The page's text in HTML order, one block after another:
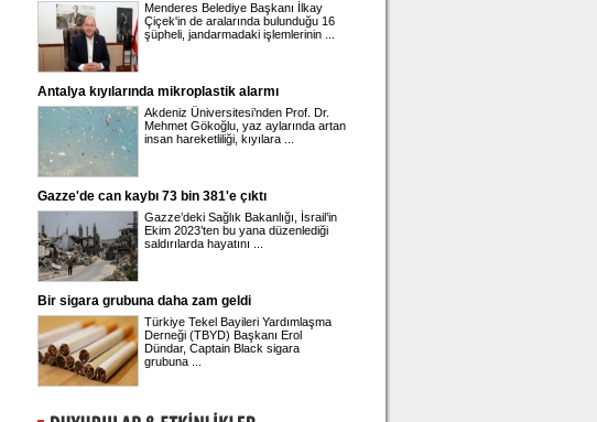
Menderes Belediye Başkanı İlkay
Çiçek'in de aralarında bulunduğu 16
şüpheli, jandarmadaki işlemlerinin ...
Antalya kıyılarında mikroplastik alarmı
Akdeniz Üniversitesi’nden Prof. Dr.
Mehmet Gökoğlu, yaz aylarında artan
insan hareketliliği, kıyılara ...
Gazze'de can kaybı 73 bin 381'e çıktı
Gazze’deki Sağlık Bakanlığı, İsrail’in
Ekim 2023’ten bu yana düzenlediği
saldırılarda hayatını ...
Bir sigara grubuna daha zam geldi
Türkiye Tekel Bayileri Yardımlaşma
Derneği (TBYD) Başkanı Erol
Dündar, Captain Black sigara
grubuna ...
adliyeye sevk edildi